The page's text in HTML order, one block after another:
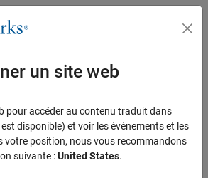
l'affichage du menu
par traduction automatique. Cliquez ici
un site web
pour accéder au contenu traduit dans
disponible) et voir les événements et les
votre position, nous vous recommandons
suivante :United States.